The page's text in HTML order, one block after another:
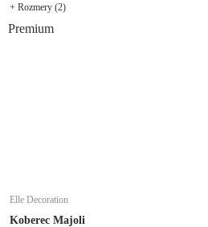
+ Rozmery (2)
Premium
Elle Decoration
Koberec Majoli